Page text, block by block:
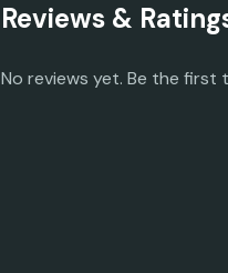
Reviews &
No reviews yet. Be the first